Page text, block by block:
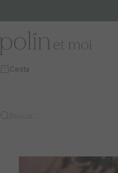
Polín et moi
Cesta
Buscar…